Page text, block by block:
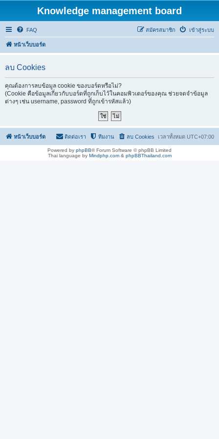
Knowledge management board
FAQ เข้าสู่ระบบ
สมัครสมาชิก
หน้าเว็บบอร์ด
ลบ Cookies
คุณต้องการลบข้อมูล cookie ของบอร์ดหรือไม่?
(Cookie คือข้อมูลเกี่ยวกับบอร์ดที่ถูกเก็บไว้ในคอมพิวเตอร์ของคุณ ช่วยจดจำข้อมูล
ต่างๆ เช่น username, password ที่ถูกเข้ารหัสแล้ว)
หน้าเว็บบอร์ด เวลาทั้งหมด UTC+07:00
ลบ Cookies
ทีมงาน
ติดต่อเรา
Powered by phpBB® Forum Software © phpBB Limited
Thai language by Mindphp.com& phpBBThailand.com